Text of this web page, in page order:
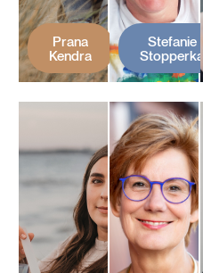
Prana
Kendra
Stefanie
Stopperka